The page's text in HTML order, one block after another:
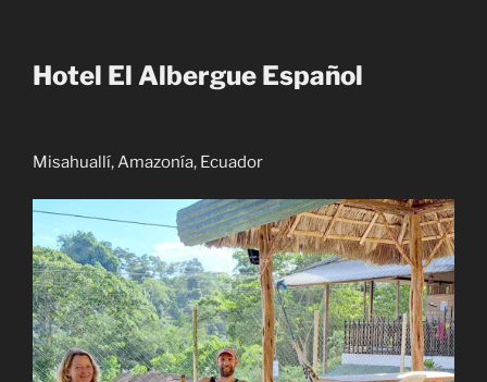
Hotel El Albergue Español
Misahuallí, Amazonía, Ecuador